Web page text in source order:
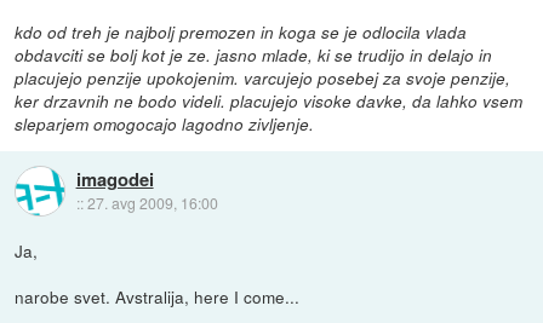
kdo od treh je najbolj premozen in koga se je odlocila vlada
obdavciti se bolj kot je ze. jasno mlade, ki se trudijo in delajo in
placujejo penzije upokojenim. varcujejo posebej za svoje penzije,
ker drzavnih ne bodo videli. placujejo visoke davke, da lahko vsem
sleparjem omogocajo lagodno zivljenje.
imagodei
::27. avg 2009, 16:00
Ja,
narobe svet. Avstralija, here I come...